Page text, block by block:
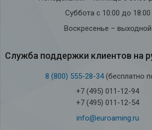
Суббота с 10:00 до 18:00
Воскресенье – выходной
Служба под­держки кли­ен­тов на
8 (800) 555-28-34(бесплатно
+7 (495) 011-12-94
+7 (495) 011-12-54
info@euroaming.ru